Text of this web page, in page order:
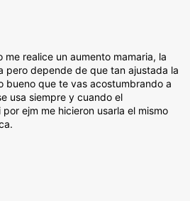
me realice un aumento mamaria, la
pero depende de que tan ajustada la
bueno que te vas acostumbrando a
usa siempre y cuando el
ejm me hicieron usarla el mismo